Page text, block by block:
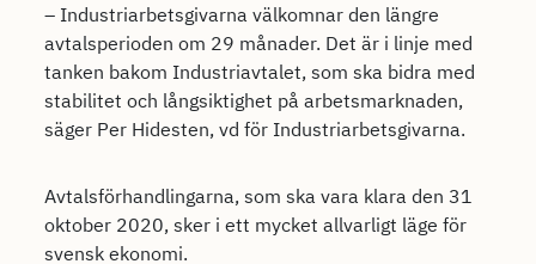
– Industriarbetsgivarna välkomnar den längre
avtalsperioden om 29 månader. Det är i linje med
tanken bakom Industriavtalet, som ska bidra med
stabilitet och långsiktighet på arbetsmarknaden,
säger Per Hidesten, vd för Industriarbetsgivarna.
Avtalsförhandlingarna, som ska vara klara den 31
oktober 2020, sker i ett mycket allvarligt läge för
svensk ekonomi.